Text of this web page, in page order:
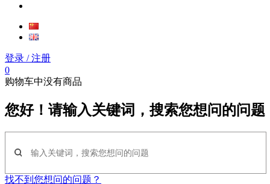
登录 / 注册
0
购物车中没有商品
您好！请输入关键词，搜索您想问的问题
找不到您想问的问题？